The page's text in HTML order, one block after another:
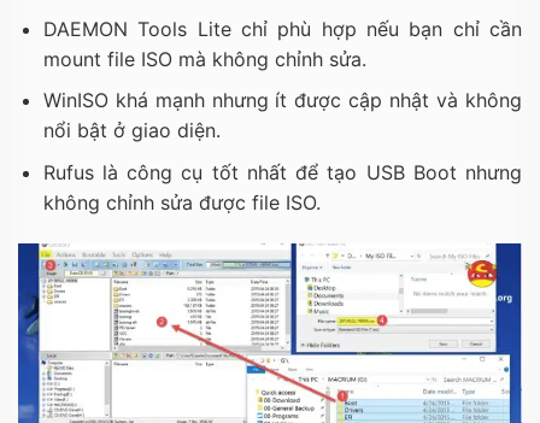
DAEMON Tools Lite chỉ phù hợp nếu bạn chỉ cần
mount file ISO mà không chỉnh sửa.
WinISO khá mạnh nhưng ít được cập nhật và không
nổi bật ở giao diện.
Rufus là công cụ tốt nhất để tạo USB Boot nhưng
không chỉnh sửa được file ISO.